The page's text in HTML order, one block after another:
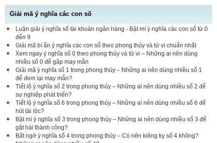
Giải mã ý nghĩa các con số
Luận giải ý nghĩa số tài khoản ngân hàng - Bật mí ý nghĩa các con số từ 0
đến 9
Giải mã bí ẩn ý nghĩa các con số theo phong thủy và tử vi chuẩn nhất
Xem ngay ý nghĩa số 0 theo phong thủy và tử vi – Những ai nên dùng
nhiều số 0 để gặp may mắn
Giải mã ý nghĩa số 1 trong phong thủy – Những ai nên dùng nhiều số 1
để đem lại may mắn?
Tiết lộ ý nghĩa số 2 trong phong thủy – Những ai nên dùng nhiều số 2 để
sự nghiệp phát triển?
Tiết lộ ý nghĩa số 6 trong phong thủy – Những ai nên dùng nhiều số 6 để
hút tài lộc?
Bật mí ý nghĩa số 3 trong phong thủy – Những ai nên dùng nhiều số 3 để
gặt hái thành công?
Bất ngờ ý nghĩa số 4 trong phong thủy – Có nên kiêng kỵ số 4 không?